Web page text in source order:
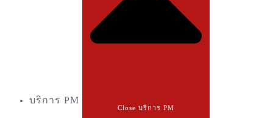
บริการ PM
Close บริการ PM